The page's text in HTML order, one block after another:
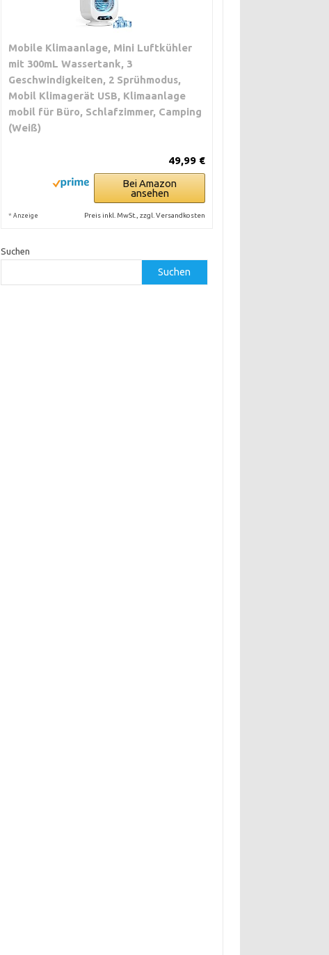
Mobile Klimaanlage, Mini Luftkühler
mit 300mL Wassertank, 3
Geschwindigkeiten, 2 Sprühmodus,
Mobil Klimagerät USB, Klimaanlage
mobil für Büro, Schlafzimmer, Camping
(Weiß)
49,99 €
Bei Amazon
ansehen
* Anzeige Preis inkl. MwSt., zzgl. Versandkosten
Suchen
Suchen